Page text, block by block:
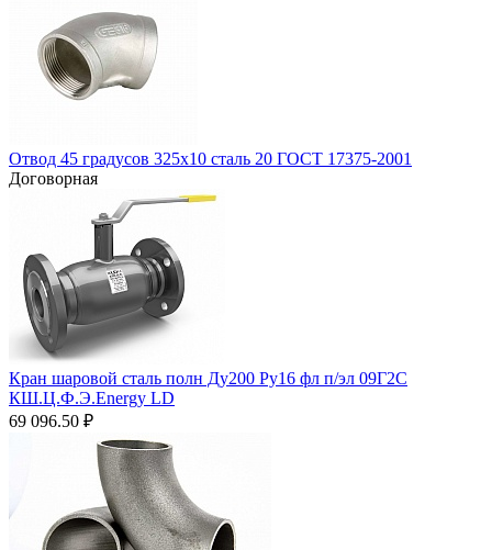
Отвод 45 градусов 325х10 сталь 20 ГОСТ 17375-2001
Договорная
Кран шаровой сталь полн Ду200 Ру16 фл п/эл 09Г2С
КШ.Ц.Ф.Э.Energy LD
69 096.50 ₽